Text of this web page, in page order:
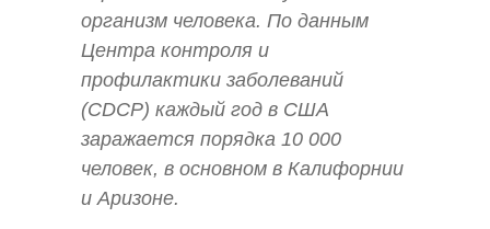
организм человека. По данным
Центра контроля и
профилактики заболеваний
(CDCP) каждый год в США
заражается порядка 10 000
человек, в основном в Калифорнии
и Аризоне.